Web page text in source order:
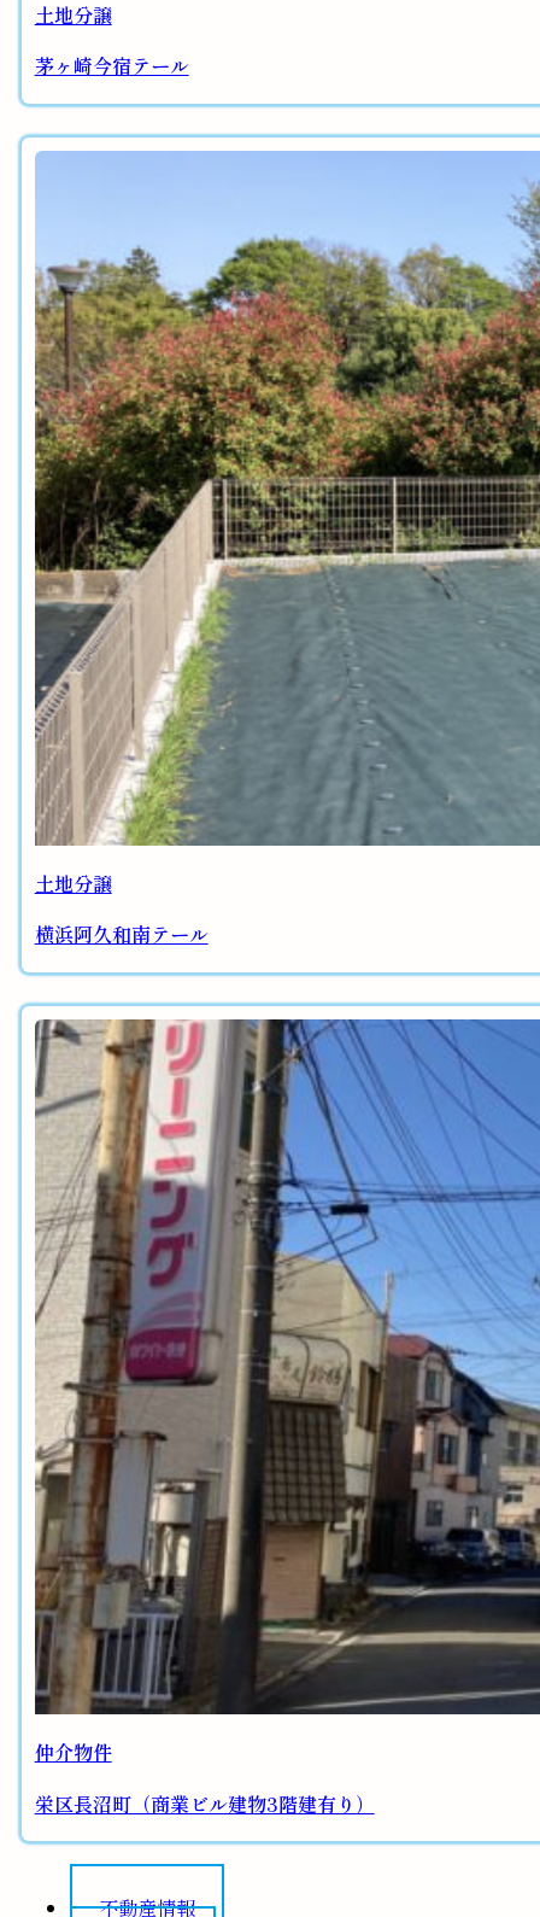
土地分譲
茅ヶ崎今宿テール
土地分譲
横浜阿久和南テール
仲介物件
栄区長沼町（商業ビル建物3階建有り）
不動産情報